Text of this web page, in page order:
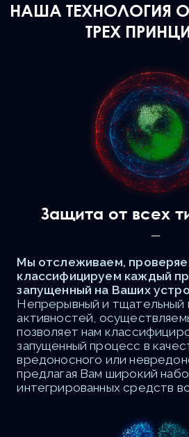
НАША ТЕХНОЛОГИЯ
ТРЕХ
Защита от всех
Мы отслеживаем,
классифицируем каждый
запущенный на Ваших
Непрерывный и тщательный
активностей,
позволяет нам
запущенный процесс в
вредоносного или
предлагая Вам широкий
интегрированных средств